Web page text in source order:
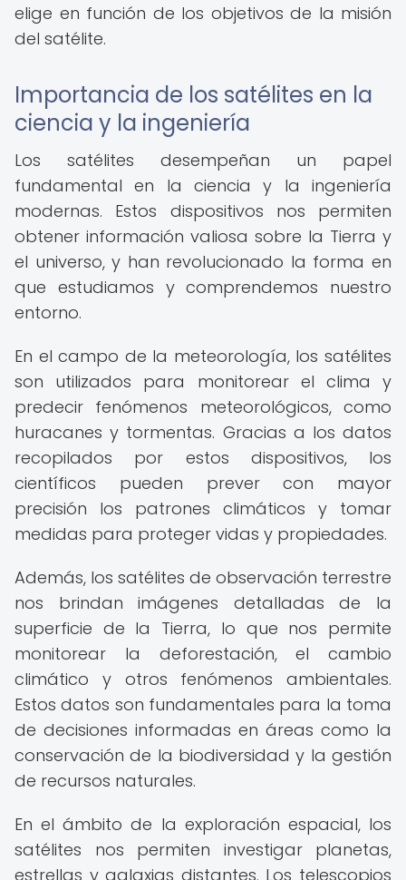
elige en función de los objetivos de la misión
del satélite.
Importancia de los satélites en la
ciencia y la ingeniería
Los satélites desempeñan un papel
fundamental en la ciencia y la ingeniería
modernas. Estos dispositivos nos permiten
obtener información valiosa sobre la Tierra y
el universo, y han revolucionado la forma en
que estudiamos y comprendemos nuestro
entorno.
En el campo de la meteorología, los satélites
son utilizados para monitorear el clima y
predecir fenómenos meteorológicos, como
huracanes y tormentas. Gracias a los datos
recopilados por estos dispositivos, los
científicos pueden prever con mayor
precisión los patrones climáticos y tomar
medidas para proteger vidas y propiedades.
Además, los satélites de observación terrestre
nos brindan imágenes detalladas de la
superficie de la Tierra, lo que nos permite
monitorear la deforestación, el cambio
climático y otros fenómenos ambientales.
Estos datos son fundamentales para la toma
de decisiones informadas en áreas como la
conservación de la biodiversidad y la gestión
de recursos naturales.
En el ámbito de la exploración espacial, los
satélites nos permiten investigar planetas,
estrellas y galaxias distantes. Los telescopios